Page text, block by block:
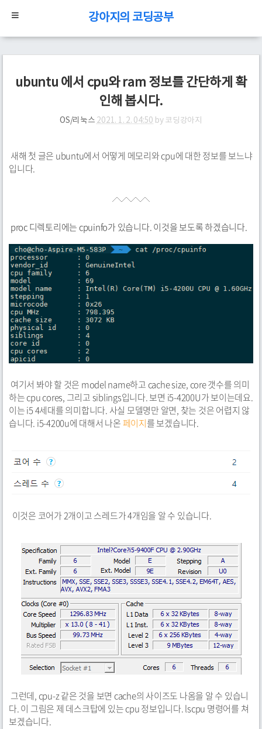
강아지의 코딩공부
ubuntu 에서 cpu와 ram 정보를 간단하게 확
인해 봅시다.
OS/리눅스 2021. 1. 2. 04:50 by코딩강아지
새해 첫 글은 ubuntu에서 어떻게 메모리와 cpu에 대한 정보를 보느냐
입니다.
proc 디렉토리에는 cpuinfo가 있습니다. 이것을 보도록 하겠습니다.
여기서 봐야 할 것은 model name하고 cache size, core 갯수를 의미
하는 cpu cores, 그리고 siblings입니다. 보면 i5-4200U가 보이는데요.
이는 i5 4세대를 의미합니다. 사실 모델명만 알면, 찾는 것은 어렵지 않
습니다. i5-4200u에 대해서 나온페이지를 보겠습니다.
이것은 코어가 2개이고 스레드가 4개임을 알 수 있습니다.
그런데, cpu-z 같은 것을 보면 cache의 사이즈도 나옴을 알 수 있습니
다. 이 그림은 제 데스크탑에 있는 cpu 정보입니다. lscpu 명령어를 쳐
보겠습니다.